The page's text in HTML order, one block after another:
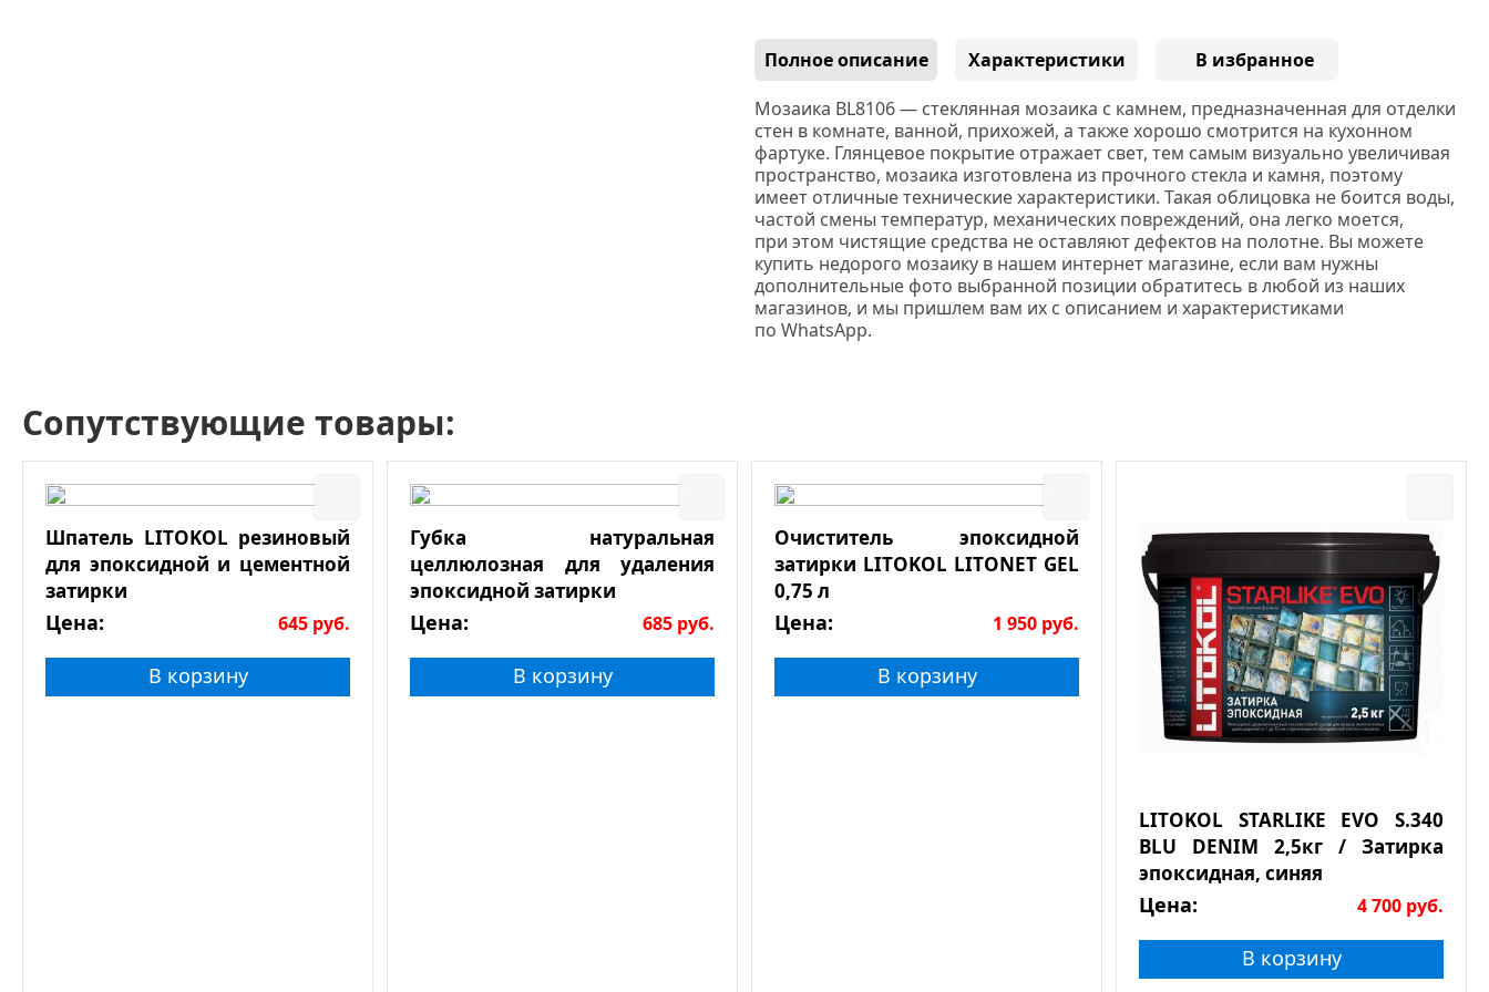
Полное описание Характеристики
В избранное
Мозаика BL8106 — стеклянная мозаика с камнем, предназначенная для отделки
стен в комнате, ванной, прихожей, а также хорошо смотрится на кухонном
фартуке. Глянцевое покрытие отражает свет, тем самым визуально увеличивая
пространство, мозаика изготовлена из прочного стекла и камня, поэтому
имеет отличные технические характеристики. Такая облицовка не боится воды,
частой смены температур, механических повреждений, она легко моется,
при этом чистящие средства не оставляют дефектов на полотне. Вы можете
купить недорого мозаику в нашем интернет магазине, если вам нужны
дополнительные фото выбранной позиции обратитесь в любой из наших
магазинов, и мы пришлем вам их с описанием и характеристиками
по WhatsApp.
Сопутствующие товары:
Шпатель LITOKOL резиновый
для эпоксидной и цементной
затирки
Цена: 645 руб.
В корзину
Губка натуральная
целлюлозная для удаления
эпоксидной затирки
Цена: 685 руб.
В корзину
Очиститель эпоксидной
затирки LITOKOL LITONET GEL
0,75 л
Цена: 1 950 руб.
В корзину
LITOKOL STARLIKE EVO S.340
BLU DENIM 2,5кг / Затирка
эпоксидная, синяя
Цена: 4 700 руб.
В корзину